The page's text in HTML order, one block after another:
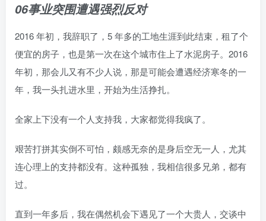
06事业突围遭遇强烈反对
2016 年初，我辞职了，5 年多的工地生涯到此结束，租了个
便宜的房子，也是第一次在这个城市住上了水泥房子。2016
年初，那会儿又有不少人说，那是可能会遭遇经济寒冬的一
年，我一头扎进水里，开始为生活挣扎。
全家上下没有一个人支持我，大家都觉得我疯了。
艰苦打拼其实倒不可怕，颇感无奈的是身后空无一人，尤其
连心理上的支持都没有。这种孤独，我相信很多兄弟，都有
过。
直到一年多后，我在偶然机会下遇见了一个大贵人，交谈中